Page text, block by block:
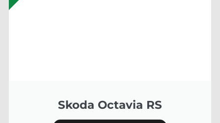
Skoda Octavia RS